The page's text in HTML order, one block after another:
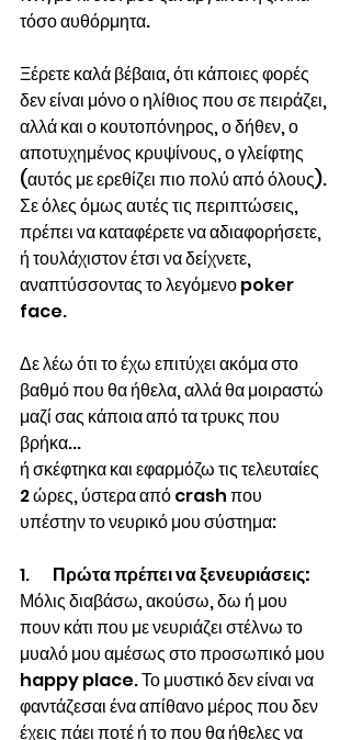
τόσο αυθόρμητα.
Ξέρετε καλά βέβαια, ότι κάποιες φορές
δεν είναι μόνο ο ηλίθιος που σε πειράζει,
αλλά και ο κουτοπόνηρος, ο δήθεν, ο
αποτυχημένος κρυψίνους, ο γλείφτης
(αυτός με ερεθίζει πιο πολύ από όλους).
Σε όλες όμως αυτές τις περιπτώσεις,
πρέπει να καταφέρετε να αδιαφορήσετε,
ή τουλάχιστον έτσι να δείχνετε,
αναπτύσσοντας το λεγόμενο poker
face.
Δε λέω ότι το έχω επιτύχει ακόμα στο
βαθμό που θα ήθελα, αλλά θα μοιραστώ
μαζί σας κάποια από τα τρυκς που
βρήκα...
ή σκέφτηκα και εφαρμόζω τις τελευταίες
2 ώρες, ύστερα από crash που
υπέστην το νευρικό μου σύστημα:
1. Πρώτα πρέπει να ξενευριάσεις:
Μόλις διαβάσω, ακούσω, δω ή μου
πουν κάτι που με νευριάζει στέλνω το
μυαλό μου αμέσως στο προσωπικό μου
happy place. Το μυστικό δεν είναι να
φαντάζεσαι ένα απίθανο μέρος που δεν
έχεις πάει ποτέ ή το που θα ήθελες να